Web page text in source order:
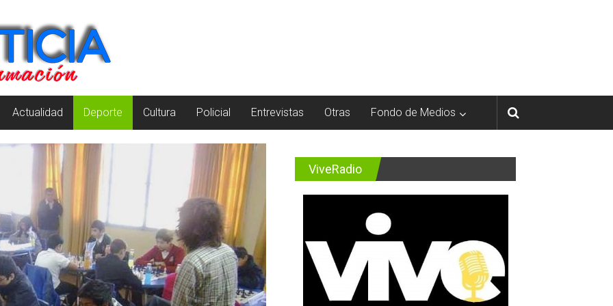
Actualidad Deporte Cultura Policial Entrevistas Otras Fondo de Medios
ViveRadio